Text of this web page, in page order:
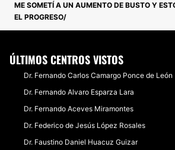
ME SOMETÍ A UN AUMENTO DE BUSTO Y
EL PROGRESO
ÚLTIMOS CENTROS VISTOS
Dr. Fernando Carlos Camargo Ponce de León
Dr. Fernando Alvaro Esparza Lara
Dr. Fernando Aceves Miramontes
Dr. Federico de Jesús López Rosales
Dr. Faustino Daniel Huacuz Guizar